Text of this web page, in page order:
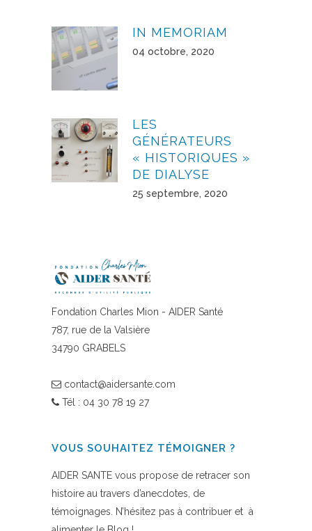
IN MEMORIAM
04 octobre, 2020
LES
GÉNÉRATEURS
« HISTORIQUES »
DE DIALYSE
25 septembre, 2020
Fondation Charles Mion - AIDER Santé
787, rue de la Valsière
34790 GRABELS
contact@aidersante.com
Tél : 04 30 78 19 27
VOUS SOUHAITEZ TÉMOIGNER ?
AIDER SANTE vous propose de retracer son
histoire au travers d’anecdotes, de
témoignages. N’hésitez pas à contribuer et à